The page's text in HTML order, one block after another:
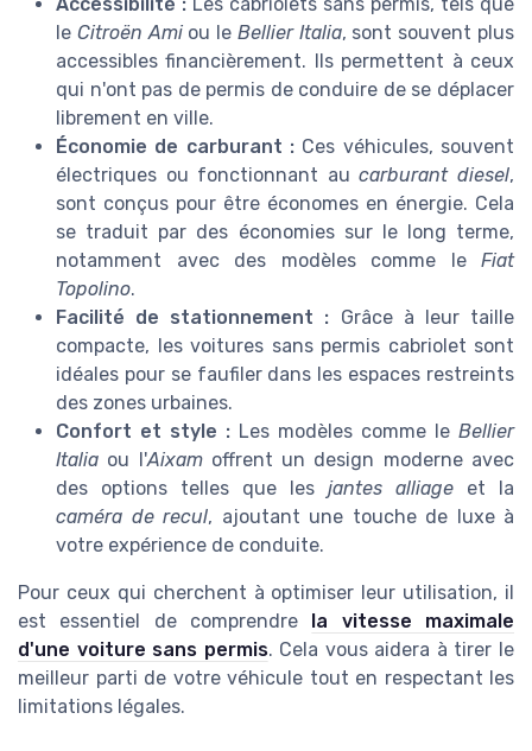
Accessibilité : Les cabriolets sans permis, tels que
le Citroën Amiou le Bellier Italia, sont souvent plus
accessibles financièrement. Ils permettent à ceux
qui n'ont pas de permis de conduire de se déplacer
librement en ville.
Économie de carburant : Ces véhicules, souvent
électriques ou fonctionnant aucarburant diesel,
sont conçus pour être économes en énergie. Cela
se traduit par des économies sur le long terme,
notamment avec des modèles comme le Fiat
Topolino.
Facilité de stationnement : Grâce à leur taille
compacte, les voitures sans permis cabriolet sont
idéales pour se faufiler dans les espaces restreints
des zones urbaines.
Confort et style : Les modèles comme le Bellier
Italia ou l'Aixamoffrent un design moderne avec
des options telles que les jantes alliage et la
caméra de recul, ajoutant une touche de luxe à
votre expérience de conduite.
Pour ceux qui cherchent à optimiser leur utilisation, il
est essentiel de comprendre
la vitesse maximale
d'une voiture sans permis. Cela vous aidera à tirer le
meilleur parti de votre véhicule tout en respectant les
limitations légales.